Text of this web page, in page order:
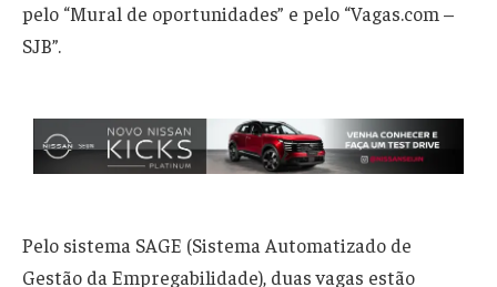
pelo “Mural de oportunidades” e pelo “Vagas.com –
SJB”.
Pelo sistema SAGE (Sistema Automatizado de
Gestão da Empregabilidade), duas vagas estão